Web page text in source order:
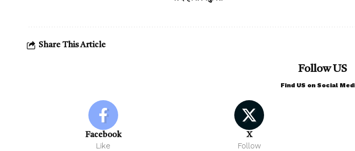
Share This Article
Follow US
Find US on Social
Facebook
Like
X
Follow